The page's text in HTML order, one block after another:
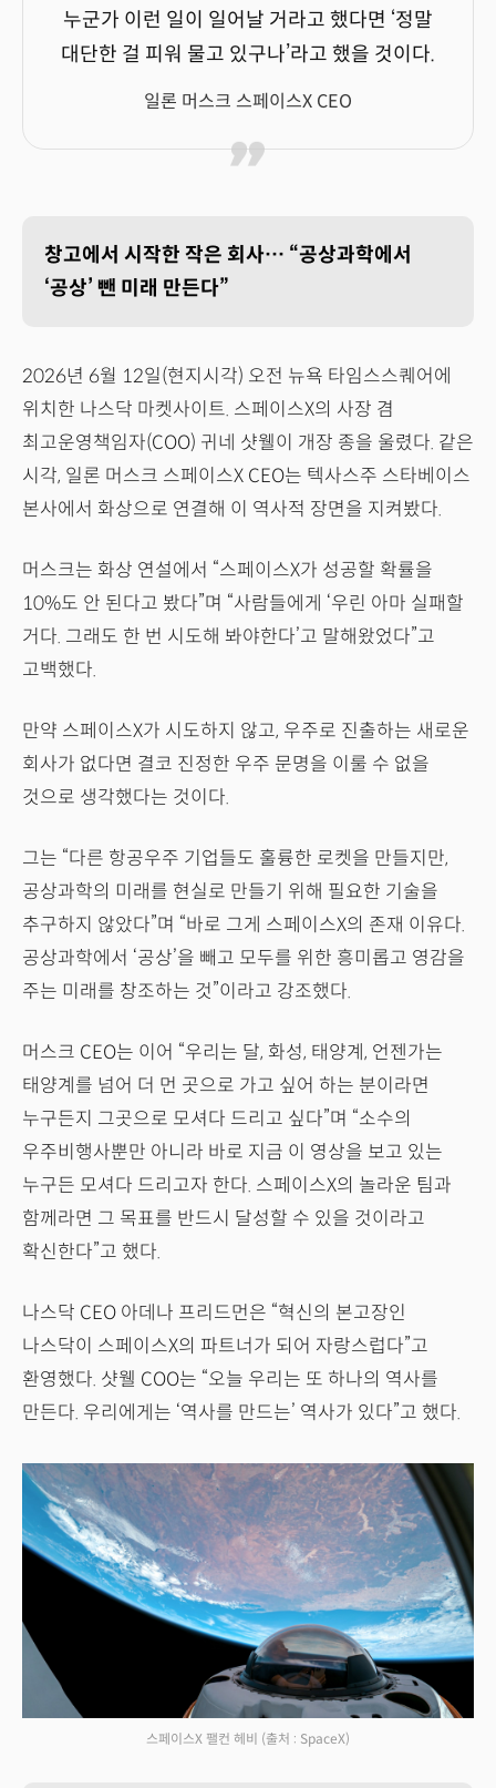
누군가 이런 일이 일어날 거라고 했다면 ‘정말
대단한 걸 피워 물고 있구나’라고 했을 것이다.
일론 머스크 스페이스X CEO
창고에서 시작한 작은 회사… “공상과학에서
‘공상’ 뺀 미래 만든다”
2026년 6월 12일(현지시각) 오전 뉴욕 타임스스퀘어에
위치한 나스닥 마켓사이트. 스페이스X의 사장 겸
최고운영책임자(COO) 귀네 샷웰이 개장 종을 울렸다. 같은
시각, 일론 머스크 스페이스X CEO는 텍사스주 스타베이스
본사에서 화상으로 연결해 이 역사적 장면을 지켜봤다.
머스크는 화상 연설에서 “스페이스X가 성공할 확률을
10%도 안 된다고 봤다”며 “사람들에게 ‘우린 아마 실패할
거다. 그래도 한 번 시도해 봐야한다’고 말해왔었다”고
고백했다.
만약 스페이스X가 시도하지 않고, 우주로 진출하는 새로운
회사가 없다면 결코 진정한 우주 문명을 이룰 수 없을
것으로 생각했다는 것이다.
그는 “다른 항공우주 기업들도 훌륭한 로켓을 만들지만,
공상과학의 미래를 현실로 만들기 위해 필요한 기술을
추구하지 않았다”며 “바로 그게 스페이스X의 존재 이유다.
공상과학에서 ‘공상’을 빼고 모두를 위한 흥미롭고 영감을
주는 미래를 창조하는 것”이라고 강조했다.
머스크 CEO는 이어 “우리는 달, 화성, 태양계, 언젠가는
태양계를 넘어 더 먼 곳으로 가고 싶어 하는 분이라면
누구든지 그곳으로 모셔다 드리고 싶다”며 “소수의
우주비행사뿐만 아니라 바로 지금 이 영상을 보고 있는
누구든 모셔다 드리고자 한다. 스페이스X의 놀라운 팀과
함께라면 그 목표를 반드시 달성할 수 있을 것이라고
확신한다”고 했다.
나스닥 CEO 아데나 프리드먼은 “혁신의 본고장인
나스닥이 스페이스X의 파트너가 되어 자랑스럽다”고
환영했다. 샷웰 COO는 “오늘 우리는 또 하나의 역사를
만든다. 우리에게는 ‘역사를 만드는’ 역사가 있다”고 했다.
스페이스X 팰컨 헤비 (출처 : SpaceX)